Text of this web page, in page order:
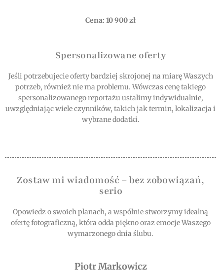
Cena: 10 900 zł
Spersonalizowane oferty
Jeśli potrzebujecie oferty bardziej skrojonej na miarę Waszych
potrzeb, również nie ma problemu. Wówczas cenę takiego
spersonalizowanego reportażu ustalimy indywidualnie,
uwzględniając wiele czynników, takich jak termin, lokalizacja i
wybrane dodatki.
Zostaw mi wiadomość – bez zobowiązań,
serio
Opowiedz o swoich planach, a wspólnie stworzymy idealną
ofertę fotograficzną, która odda piękno oraz emocje Waszego
wymarzonego dnia ślubu.
Piotr Markowicz